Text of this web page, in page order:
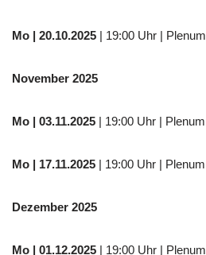
Mo | 20.10.2025 | 19:00 Uhr | Plenum
November 2025
Mo | 03.11.2025 | 19:00 Uhr | Plenum
Mo | 17.11.2025 | 19:00 Uhr | Plenum
Dezember 2025
Mo | 01.12.2025 | 19:00 Uhr | Plenum